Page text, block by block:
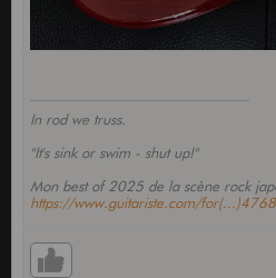
In rod we truss.
"It's sink or swim - shut up!"
Mon best of 2025 de la scène rock
https://www.guitariste.com/